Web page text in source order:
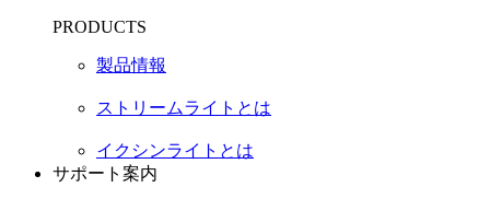
PRODUCTS
製品情報
ストリームライトとは
イクシンライトとは
サポート案内